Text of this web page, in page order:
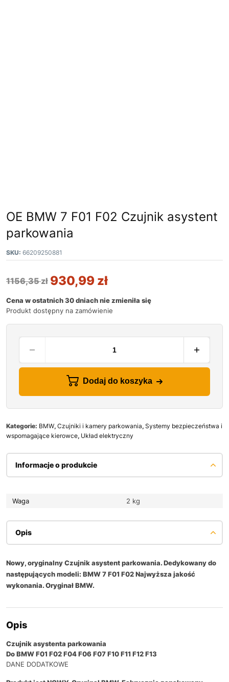
OE BMW 7 F01 F02 Czujnik asystent
parkowania
SKU: 66209250881
1156,35zł 930,99 zł
Cena w ostatnich 30 dniach nie zmieniła się
Produkt dostępny na zamówienie
Dodaj do koszyka
Kategorie: BMW, Czujniki i kamery parkowania, Systemy bezpieczeństwa i
wspomagające kierowce, Układ elektryczny
Informacje o produkcie
Waga 2 kg
Opis
Nowy, oryginalny Czujnik asystent parkowania. Dedykowany do
następujących modeli: BMW 7 F01 F02 Najwyższa jakość
wykonania. Oryginał BMW.
Opis
Czujnik asystenta parkowania
Do BMW F01 F02 F04 F06 F07 F10 F11 F12 F13
DANE DODATKOWE